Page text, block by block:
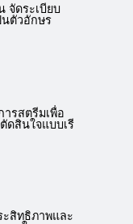
จัดระเบียบ
ตัวอักษร
ารสตรีมเพื่อ
ดสินใจแบบเรี
ะสิทธิภาพและ